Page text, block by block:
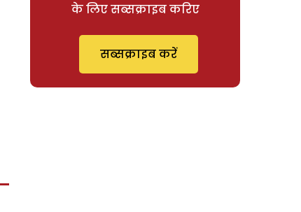
के लिए सब्सक्राइब करिए
सब्सक्राइब करें